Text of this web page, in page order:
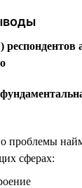
проблемы
сферах: